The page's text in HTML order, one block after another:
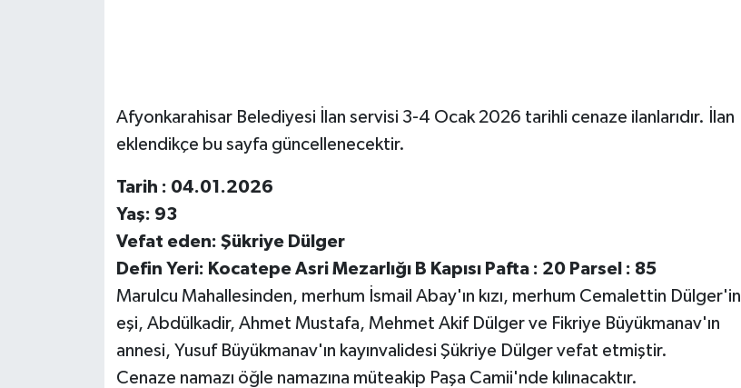
Afyonkarahisar Belediyesi İlan servisi 3-4 Ocak 2026 tarihli cenaze ilanlarıdır. İlan
eklendikçe bu sayfa güncellenecektir.
Tarih : 04.01.2026
Yaş: 93
Vefat eden: Şükriye Dülger
Defin Yeri: Kocatepe Asri Mezarlığı B Kapısı Pafta : 20 Parsel : 85
Marulcu Mahallesinden, merhum İsmail Abay'ın kızı, merhum Cemalettin Dülger'in
eşi, Abdülkadir, Ahmet Mustafa, Mehmet Akif Dülger ve Fikriye Büyükmanav'ın
annesi, Yusuf Büyükmanav'ın kayınvalidesi Şükriye Dülger vefat etmiştir.
Cenaze namazı öğle namazına müteakip Paşa Camii'nde kılınacaktır.